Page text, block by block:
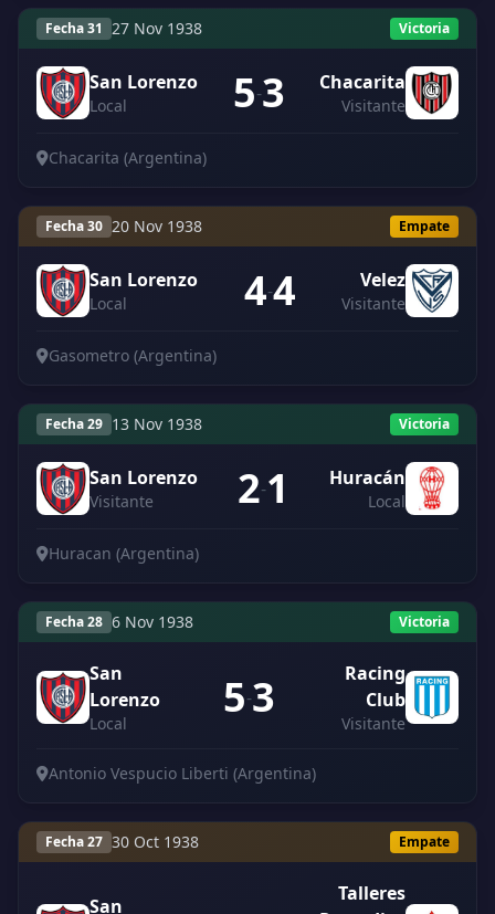
Fecha 31 27 Nov 1938 Victoria
San Lorenzo
Local 5-3 Chacarita
Visitante
Chacarita (Argentina)
Fecha 30 20 Nov 1938 Empate
San Lorenzo
Local 4-4 Velez
Visitante
Gasometro (Argentina)
Fecha 29 13 Nov 1938 Victoria
San Lorenzo
Visitante 2-1 Huracán
Local
Huracan (Argentina)
Fecha 28 6 Nov 1938 Victoria
San
Lorenzo
Local 5-3
Racing
Club
Visitante
Antonio Vespucio Liberti (Argentina)
Fecha 27 30 Oct 1938 Empate
San
Talleres